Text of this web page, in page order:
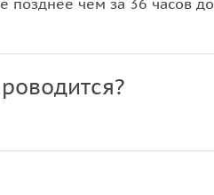
чем за 36 часов